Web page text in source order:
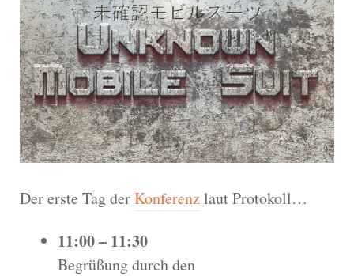
Der erste Tag derKonferenzlaut Protokoll…
11:00 – 11:30
Begrüßung durch den